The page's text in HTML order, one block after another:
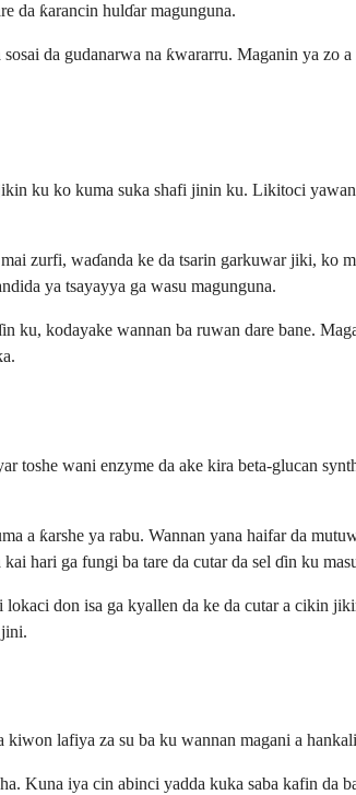
da ƙarancin hulɗar magunguna.
da gudanarwa na ƙwararru. Maganin ya zo
ku ko kuma suka shafi jinin ku. Likitoci
zurfi, waɗanda ke da tsarin garkuwar jiki, ko
ya tsayayya ga wasu magunguna.
kodayake wannan ba ruwan dare bane.
wani enzyme da ake kira beta-glucan
a ƙarshe ya rabu. Wannan yana haifar da
hari ga fungi ba tare da cutar da sel ɗin ku
don isa ga kyallen da ke da cutar a cikin
lafiya za su ba ku wannan magani a
Kuna iya cin abinci yadda kuka saba kafin da